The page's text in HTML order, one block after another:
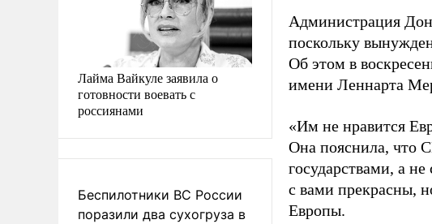
Лайма Вайкуле заявила о
готовности воевать с
россиянами
Беспилотники ВС России
поразили два сухогруза в
Администрация
поскольку
Об этом в
имени Леннарта
«Им не нравится
Она пояснила, что
государствами, а
с вами прекрасны,
Европы.